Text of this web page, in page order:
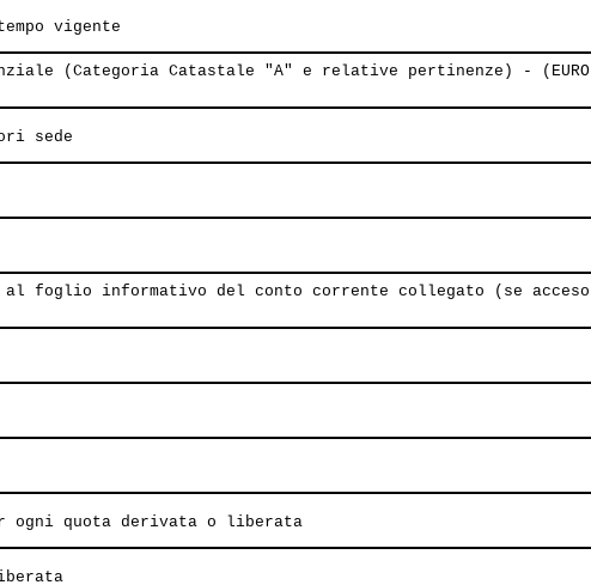
vigente
(Categoria Catastale "A" e relative pertinenze) - (EURO
sede
al foglio informativo del conto corrente collegato (se acceso
ogni quota derivata o liberata